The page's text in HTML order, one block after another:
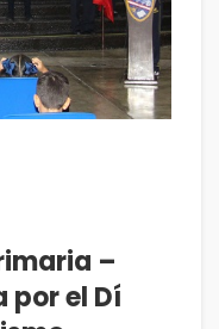
–
por el Dí